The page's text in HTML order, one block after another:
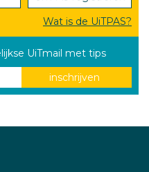
Wat is de UiTPAS?
UiTmail met tips